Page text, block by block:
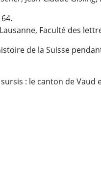
Faculté des
de la Suisse
: le canton de Vaud